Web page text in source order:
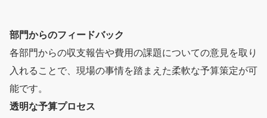
部門からのフィードバック
各部門からの収支報告や費用の課題についての意見を取り
入れることで、現場の事情を踏まえた柔軟な予算策定が可
能です。
透明な予算プロセス